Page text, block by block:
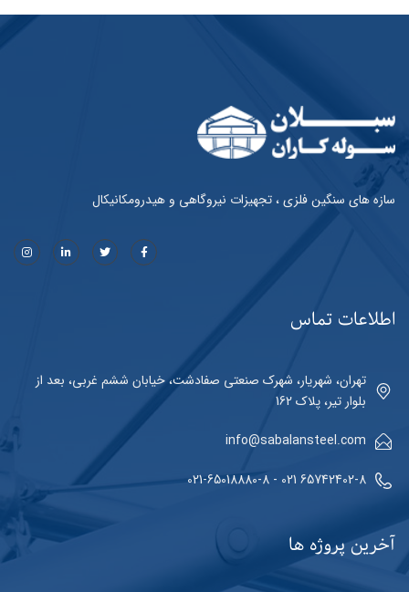
سازه های سنگین فلزی ، تجهیزات نیروگاهی و هیدرومکانیکال
اطلاعات تماس
تهران، شهریار، شهرک صنعتی صفادشت، خیابان ششم غربی، بعد از
بلوار تیر، پلاک 162
info@sabalansteel.com
65742402-8 021 - 021-65018880-8
آخرین پروژه ها